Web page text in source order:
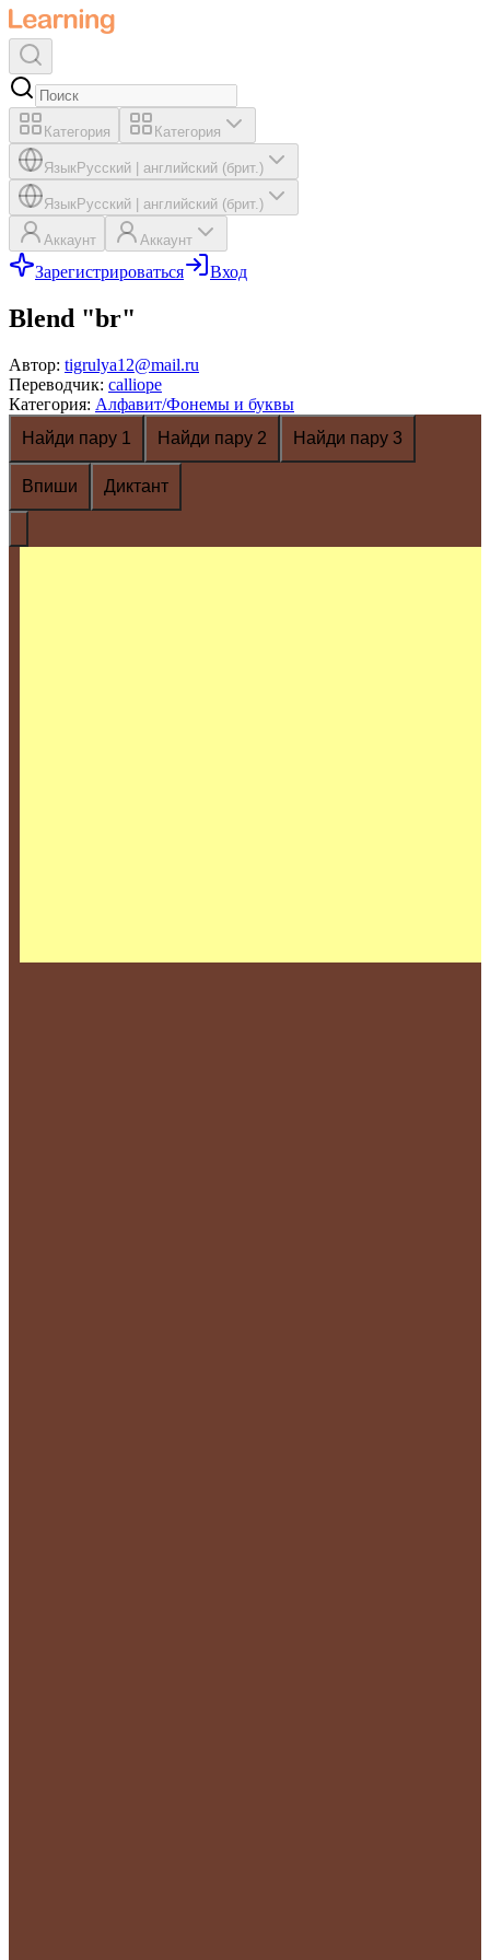
Категория Категория
ЯзыкРусский английский (брит.)
ЯзыкРусский английский (брит.)
Аккаунт Аккаунт
Зарегистрироваться Вход
Blend "br"
Автор: tigrulya12@mail.ru
Переводчик: calliope
Категория: Алфавит/Фонемы и буквы
Найди пару 1
Найди пару 2 Найди пару 3
Впиши Диктант